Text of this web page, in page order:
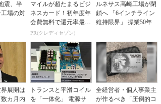
震、半
場の対
マイルが超たまるビジ
ネスカード！初年度年
会費無料で還元率最大
1.125%
PR(クレディセゾン)
ルネサス高崎工場が閉
鎖へ 「6インチライン
維持限界」 操業50年
界展開は
カ月内
トランスと平滑コイル
を「一体化」 電源サ
全経営者・個人事業主
が作るべき「圧倒的コ